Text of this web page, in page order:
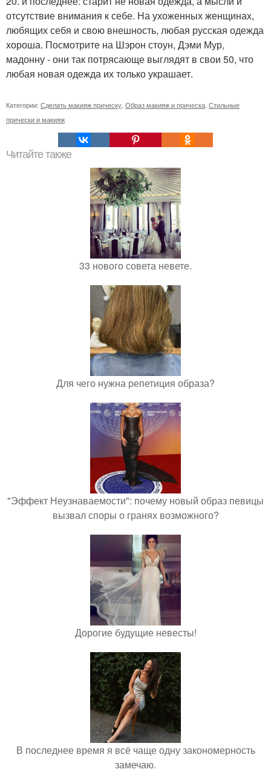
отсутствие внимания к себе. На ухоженных женщинах,
любящих себя и свою внешность, любая русская одежда
хороша. Посмотрите на Шэрон стоун, Дэми Мур,
мадонну - они так потрясающе выглядят в свои 50, что
любая новая одежда их только украшает.
Категории: Сделать макияж прическу Образ макияж и прическа Стильные
прически и макияж
Читайте также
33 нового совета невете.
Для чего нужна репетиция образа?
"Эффект Неузнаваемости": почему новый образ певицы
вызвал споры о гранях возможного?
Дорогие будущие невесты!
В последнее время я всё чаще одну закономерность
замечаю.